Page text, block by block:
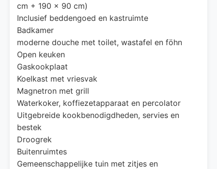
cm + 190 x 90 cm)
Inclusief beddengoed en kastruimte
Badkamer
moderne douche met toilet, wastafel en föhn
Open keuken
Gaskookplaat
Koelkast met vriesvak
Magnetron met grill
Waterkoker, koffiezetapparaat en percolator
Uitgebreide kookbenodigdheden, servies en
bestek
Droogrek
Buitenruimtes
Gemeenschappelijke tuin met zitjes en